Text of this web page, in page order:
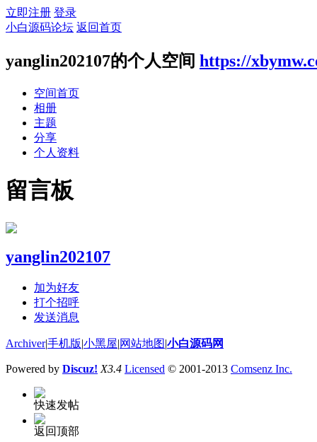
立即注册 登录
小白源码论坛 返回首页
yanglin202107的个人空间 https://
空间首页
相册
主题
分享
个人资料
留言板
yanglin202107
加为好友
打个招呼
发送消息
Archiver|手机版|小黑屋|网站地图|小白源码网
Powered by Discuz! X3.4 Licensed © 2001-2013 Comsenz Inc.
快速发帖
返回顶部